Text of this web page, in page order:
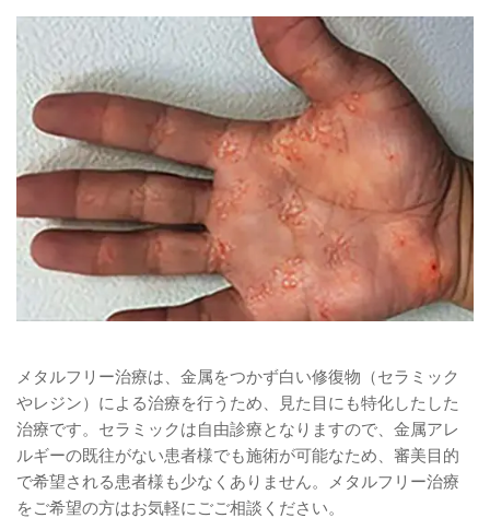
メタルフリー治療は、金属をつかず白い修復物（セラミック
やレジン）による治療を行うため、見た目にも特化したした
治療です。セラミックは自由診療となりますので、金属アレ
ルギーの既往がない患者様でも施術が可能なため、審美目的
で希望される患者様も少なくありません。メタルフリー治療
をご希望の方はお気軽にごご相談ください。